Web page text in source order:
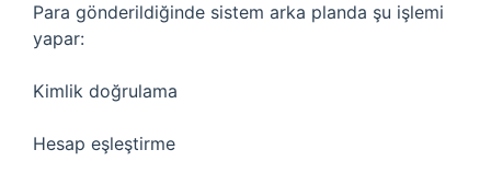
Para gönderildiğinde sistem arka planda şu işlemi
yapar:
Kimlik doğrulama
Hesap eşleştirme